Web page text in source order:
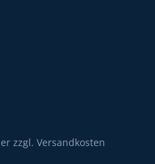
zzgl. Versandkosten